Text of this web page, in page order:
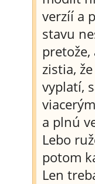
verzíí a
stavu
pretože,
zistia,
vyplatí,
a plnú
Lebo
potom
Len